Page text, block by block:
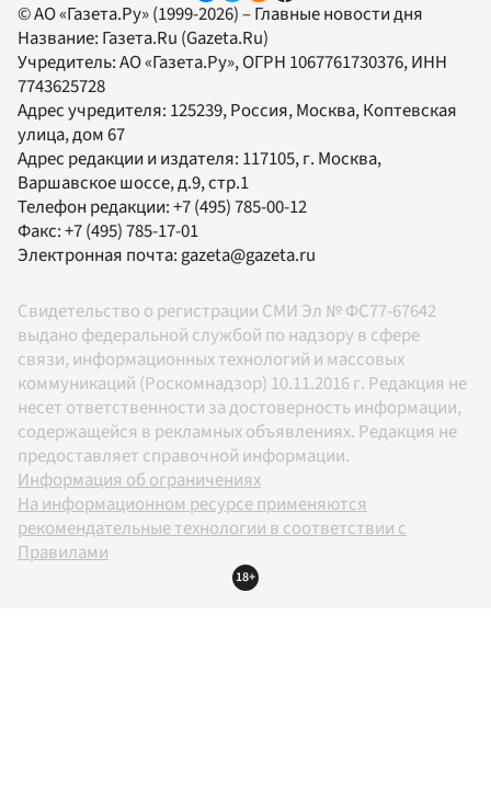
© АО «Газета.Ру» (1999-2026) – Главные новости дня
Название: Газета.Ru (Gazeta.Ru)
Учредитель:АО «Газета.Ру», ОГРН 1067761730376, ИНН
7743625728
Адрес учредителя: 125239, Россия, Москва, Коптевская
улица, дом 67
Адрес редакции и издателя: 117105, г. Москва,
Варшавское шоссе, д.9, стр.1
Телефон редакции:+7 (495) 785-00-12
Факс:+7 (495) 785-17-01
Электронная почта:gazeta@gazeta.ru
Свидетельство о регистрации СМИ Эл № ФС77-67642
выдано федеральной службой по надзору в сфере
связи, информационных технологий и массовых
коммуникаций (Роскомнадзор) 10.11.2016 г. Редакция не
несет ответственности за достоверность информации,
содержащейся в рекламных объявлениях. Редакция не
предоставляет справочной информации.
Информация об ограничениях
На информационном ресурсе применяются
рекомендательные технологии в соответствии с
Правилами
18+